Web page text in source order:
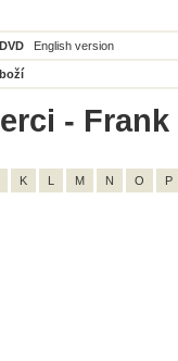
English version
-
K L M N O P